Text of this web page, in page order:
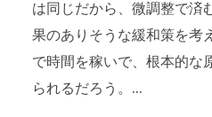
は同じだから、微調整で済
果のありそうな緩和策を考
で時間を稼いで、根本的な
られるだろう。...